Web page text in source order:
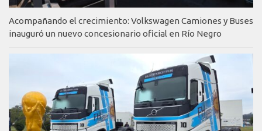
Acompañando el crecimiento: Volkswagen Camiones y Buses
inauguró un nuevo concesionario oficial en Río Negro